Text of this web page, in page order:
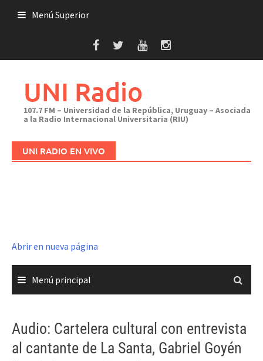
Menú Superior
UNI Radio
107.7 FM – Universidad de la República, Uruguay – Asociada
a la Radio Internacional Universitaria (RIU)
UNI RADIO EN VIVO
Abrir en nueva página
Menú principal
Audio: Cartelera cultural con entrevista
al cantante de La Santa, Gabriel Goyén